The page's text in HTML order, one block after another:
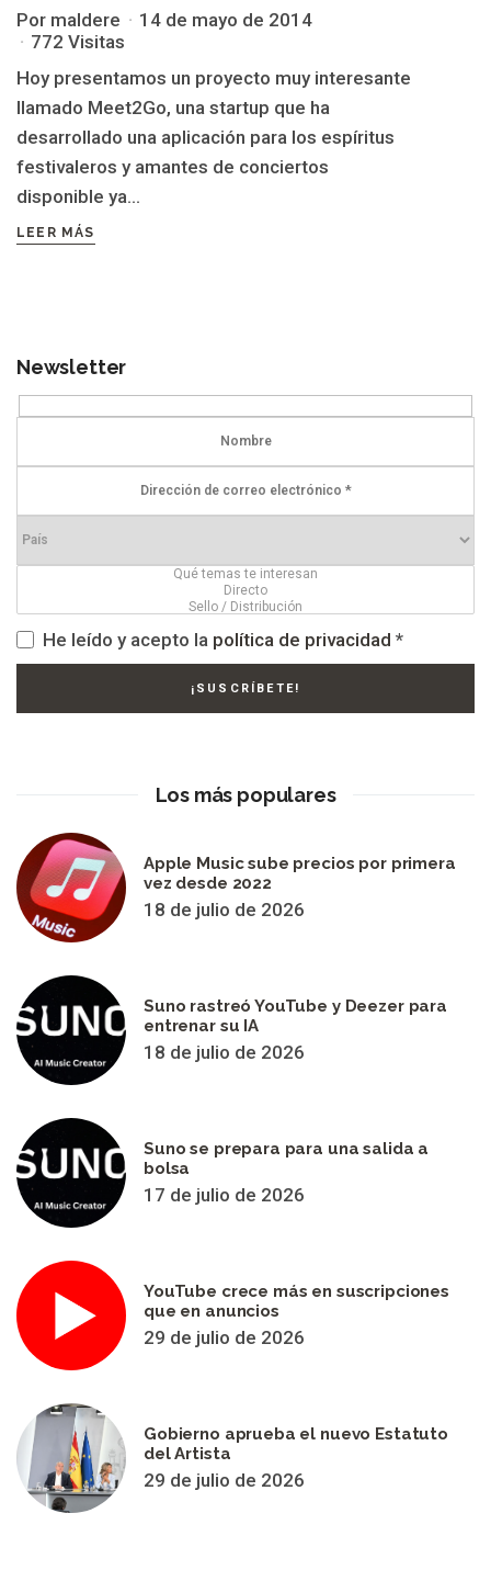
Por maldere
14 de mayo de 2014
772 Visitas
Hoy presentamos un proyecto muy interesante
llamado Meet2Go, una startup que ha
desarrollado una aplicación para los espíritus
festivaleros y amantes de conciertos
disponible ya...
LEER MÁS
Newsletter
He leído y acepto la política de privacidad *
Los más populares
Apple Music sube precios por primera
vez desde 2022
18 de julio de 2026
Suno rastreó YouTube y Deezer para
entrenar su IA
18 de julio de 2026
Suno se prepara para una salida a
bolsa
17 de julio de 2026
YouTube crece más en suscripciones
que en anuncios
29 de julio de 2026
Gobierno aprueba el nuevo Estatuto
del Artista
29 de julio de 2026